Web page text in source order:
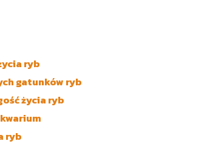
ryb
gatunków ryb
życia ryb
ryb